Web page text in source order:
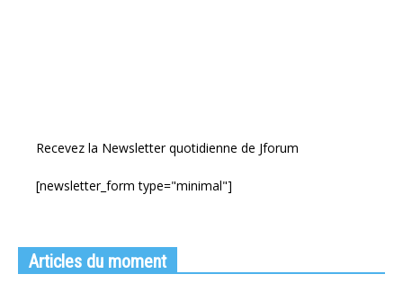
Recevez la Newsletter quotidienne de Jforum
[newsletter_form type="minimal"]
Articles du moment